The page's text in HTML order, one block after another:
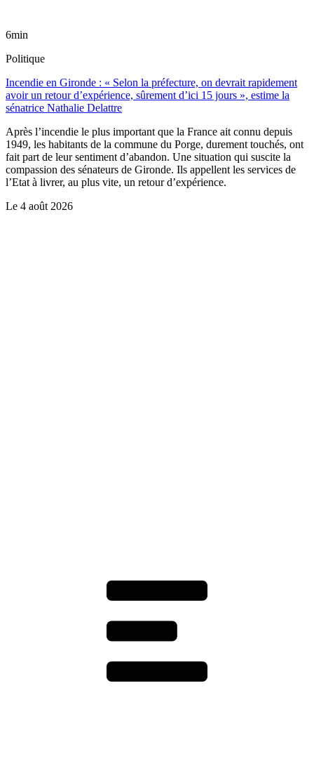
6min
Politique
Incendie en Gironde : « Selon la préfecture, on devrait rapidement
avoir un retour d’expérience, sûrement d’ici 15 jours », estime la
sénatrice Nathalie Delattre
Après l’incendie le plus important que la France ait connu depuis
1949, les habitants de la commune du Porge, durement touchés, ont
fait part de leur sentiment d’abandon. Une situation qui suscite la
compassion des sénateurs de Gironde. Ils appellent les services de
l’Etat à livrer, au plus vite, un retour d’expérience.
Le 4 août 2026